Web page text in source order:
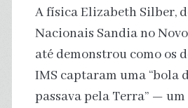
A física Elizabeth Silber,
Nacionais Sandia no
até demonstrou como os
IMS captaram uma “bola
passava pela Terra” —